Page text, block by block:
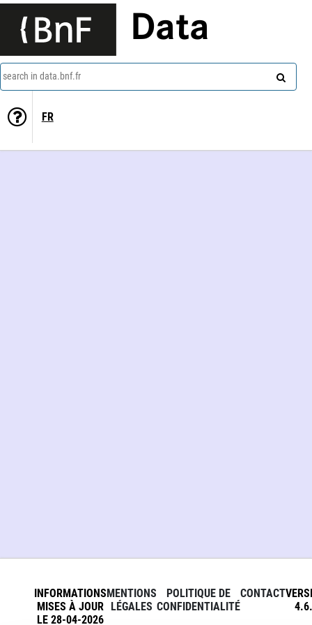
Data
search in data.bnf.fr
FR
INFORMATIONS
MISES À JOUR
LE 28-04-2026
MENTIONS
LÉGALES
POLITIQUE DE
CONFIDENTIALITÉ
CONTACT